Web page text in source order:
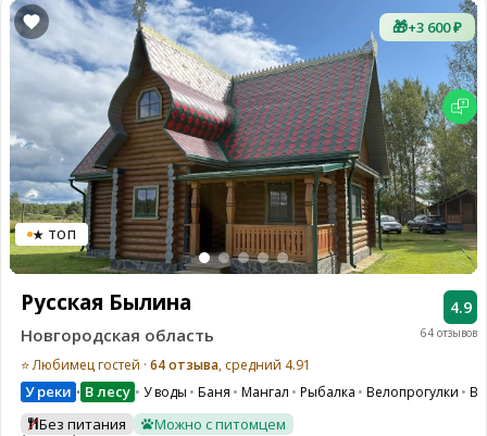
🎁+3 600 ₽
★ ТОП
64 отзывов
4.9
Русская Былина
Новгородская область
⭐ Любимец гостей · 64 отзыва, средний 4.91
У реки • В лесу У воды Баня Мангал Рыбалка Велопрогулки
Без питания Можно с питомцем